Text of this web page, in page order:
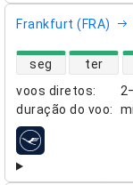
Frankfurt (FRA)
voos diretos:
duração do voo:
disponibilidade de
seg ter
companhias aéreas